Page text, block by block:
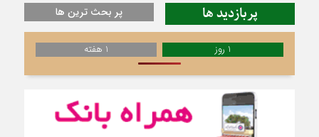
پربازدید ها پر بحث ترین ها
1 روز 1 هفته